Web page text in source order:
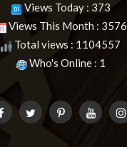
Views Today : 373
Views This Month : 3576
Total views : 1104557
Who's Online : 1